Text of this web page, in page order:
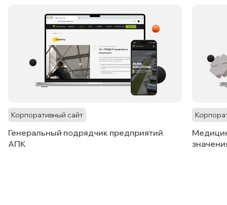
Корпоративный сайт
Генеральный подрядчик предприятий
АПК